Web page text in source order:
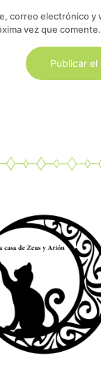
correo electrónico y
vez que comente.